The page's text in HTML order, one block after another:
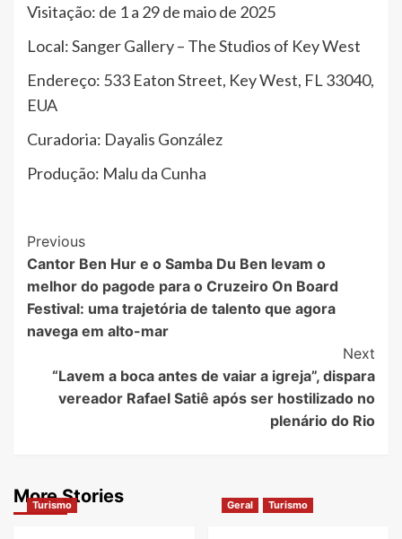
Visitação: de 1 a 29 de maio de 2025
Local: Sanger Gallery – The Studios of Key West
Endereço: 533 Eaton Street, Key West, FL 33040,
EUA
Curadoria: Dayalis González
Produção: Malu da Cunha
Post
Navigation
Previous
Cantor Ben Hur e o Samba Du Ben levam o
melhor do pagode para o Cruzeiro On Board
Festival: uma trajetória de talento que agora
navega em alto-mar
Next
“Lavem a boca antes de vaiar a igreja”, dispara
vereador Rafael Satiê após ser hostilizado no
plenário do Rio
More Stories
Turismo Geral Turismo